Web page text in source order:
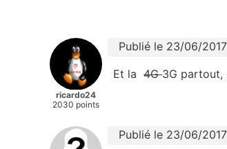
ricardo24
2030 points
Publié le 23/06/
Et la 4G3G partout,
Publié le 23/06/